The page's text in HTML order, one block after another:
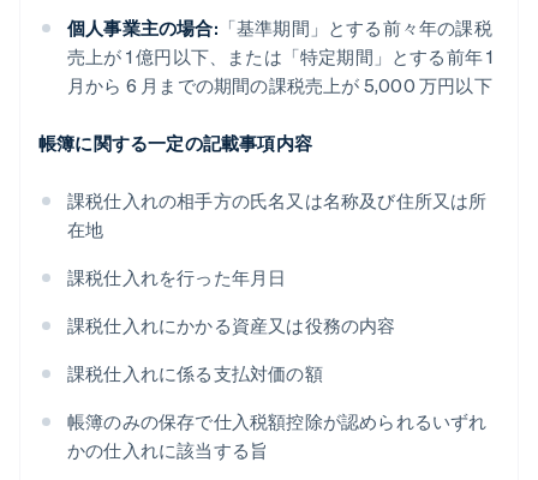
個人事業主の場合: 「基準期間」とする前々年の課税
売上が 1 億円以下、または「特定期間」とする前年 1
月から 6 月までの期間の課税売上が 5,000 万円以下
帳簿に関する一定の記載事項内容
課税仕入れの相手方の氏名又は名称及び住所又は所
在地
課税仕入れを行った年月日
課税仕入れにかかる資産又は役務の内容
課税仕入れに係る支払対価の額
帳簿のみの保存で仕入税額控除が認められるいずれ
かの仕入れに該当する旨